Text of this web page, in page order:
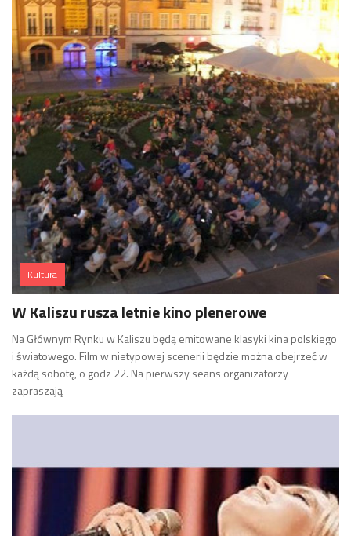
Kultura
W Kaliszu rusza letnie kino plenerowe
Na Głównym Rynku w Kaliszu będą emitowane klasyki kina polskiego
i światowego. Film w nietypowej scenerii będzie można obejrzeć w
każdą sobotę, o godz 22. Na pierwszy seans organizatorzy
zapraszają